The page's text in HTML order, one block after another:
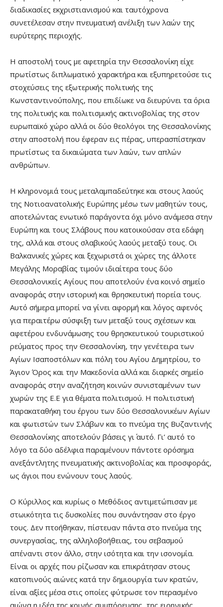
διαδικασίες εκχριστιανισμού και ταυτόχρονα
συνετέλεσαν στην πνευματική ανέλιξη των λαών της
ευρύτερης περιοχής.
Η αποστολή τους με αφετηρία την Θεσσαλονίκη είχε
πρωτίστως διπλωματικό χαρακτήρα και εξυπηρετούσε τις
στοχεύσεις της εξωτερικής πολιτικής της
Κωνσταντινούπολης, που επιδίωκε να διευρύνει τα όρια
της πολιτικής και πολιτισμικής ακτινοβολίας της στον
ευρωπαϊκό χώρο αλλά οι δύο θεολόγοι της Θεσσαλονίκης
στην αποστολή που έφεραν εις πέρας, υπερασπίστηκαν
πρωτίστως τα δικαιώματα των λαών, των απλών
ανθρώπων.
Η κληρονομιά τους μεταλαμπαδεύτηκε και στους λαούς
της Νοτιοανατολικής Ευρώπης μέσω των μαθητών τους,
αποτελώντας ενωτικό παράγοντα όχι μόνο ανάμεσα στην
Ευρώπη και τους Σλάβους που κατοικούσαν στα εδάφη
της, αλλά και στους σλαβικούς λαούς μεταξύ τους. Οι
Βαλκανικές χώρες και ξεχωριστά οι χώρες της άλλοτε
Μεγάλης Μοραβίας τιμούν ιδιαίτερα τους δύο
Θεσσαλονικείς Αγίους που αποτελούν ένα κοινό σημείο
αναφοράς στην ιστορική και θρησκευτική πορεία τους.
Αυτό σήμερα μπορεί να γίνει αφορμή και λόγος αφενός
για περαιτέρω σύσφιξη των μεταξύ τους σχέσεων και
αφετέρου ενδυνάμωσης του θρησκευτικού τουριστικού
ρεύματος προς την Θεσσαλονίκη, την γενέτειρα των
Αγίων Ισαποστόλων και πόλη του Αγίου Δημητρίου, το
Άγιον Όρος και την Μακεδονία αλλά και διαρκές σημείο
αναφοράς στην αναζήτηση κοινών συνισταμένων των
χωρών της Ε.Ε για θέματα πολιτισμού. Η πολιτιστική
παρακαταθήκη του έργου των δύο Θεσσαλονικέων Αγίων
και φωτιστών των Σλάβων και το πνεύμα της Βυζαντινής
Θεσσαλονίκης αποτελούν βάσεις γι΄ αυτό. Γι’ αυτό το
λόγο τα δύο αδέλφια παραμένουν πάντοτε ορόσημα
ανεξάντλητης πνευματικής ακτινοβολίας και προσφοράς,
ως άγιοι που ενώνουν τους λαούς.
Ο Κύριλλος και κυρίως ο Μεθόδιος αντιμετώπισαν με
στωικότητα τις δυσκολίες που συνάντησαν στο έργο
τους. Δεν πτοήθηκαν, πίστευαν πάντα στο πνεύμα της
συνεργασίας, της αλληλοβοήθειας, του σεβασμού
απέναντι στον άλλο, στην ισότητα και την ισονομία.
Είναι οι αρχές που ρίζωσαν και επικράτησαν στους
κατοπινούς αιώνες κατά την δημιουργία των κρατών,
είναι αξίες μέσα στις οποίες φύτρωσε τον περασμένο
αιώνα η ιδέα της κοινής συμπόρευσης, της ειρηνικής